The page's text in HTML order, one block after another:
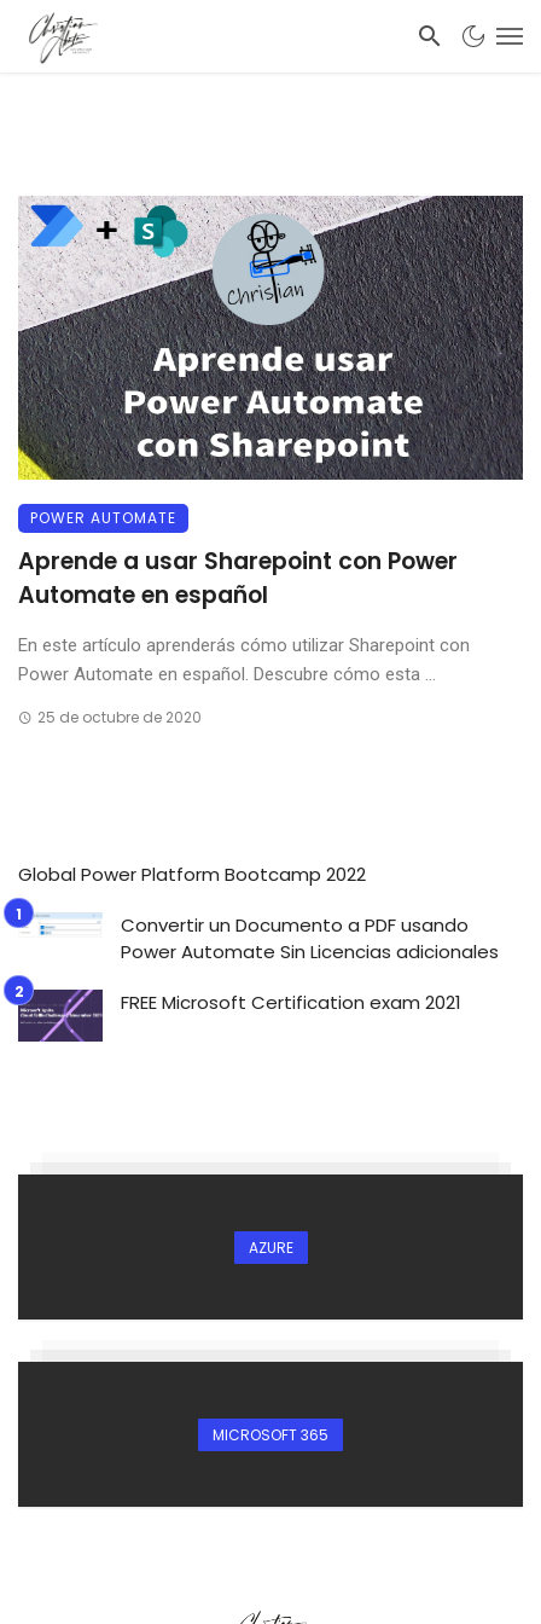
POWER AUTOMATE
Aprende a usar Sharepoint con Power
Automate en español
En este artículo aprenderás cómo utilizar Sharepoint con
Power Automate en español. Descubre cómo esta ...
25 de octubre de 2020
Global Power Platform Bootcamp 2022
Convertir un Documento a PDF usando
Power Automate Sin Licencias adicionales
FREE Microsoft Certification exam 2021
AZURE
MICROSOFT 365